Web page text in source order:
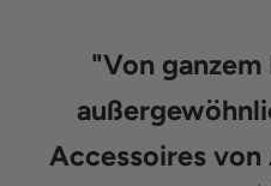
"Von
Accessoires von